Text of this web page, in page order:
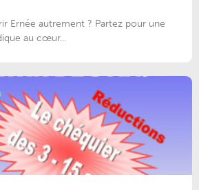
Ernée autrement ? Partez pour une
au cœur...